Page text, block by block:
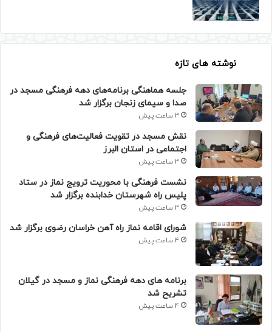
نوشته های تازه
جلسه هماهنگی برنامه‌های دهه فرهنگی مسجد در
صدا و سیمای زنجان برگزار شد
3 ساعت پیش
نقش مسجد در تقویت فعالیت‌های فرهنگی و
اجتماعی در استان البرز
3 ساعت پیش
نشست فرهنگی با محوریت ترویج نماز در ستاد
پلیس راه شهرستان خدابنده برگزار شد
3 ساعت پیش
شورای اقامه نماز راه آهن خراسان رضوی برگزار شد
4 ساعت پیش
برنامه های دهه فرهنگی نماز و مسجد در گیلان
تشریح شد
4 ساعت پیش